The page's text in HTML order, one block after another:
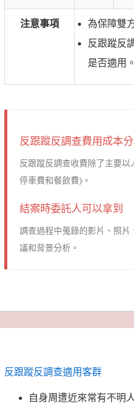
注意事項
為保障雙
反跟蹤反
是否適用。
反跟蹤反調查費用成本
反跟蹤反調查收費除了主要
停車費和餐飲費)。
結案時委託人可以拿到
調查過程中蒐錄的影片、照
議和背景分析。
反跟蹤反調查適用客群
自身周遭近來常有不明